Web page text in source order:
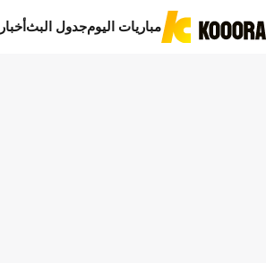
مباريات اليومجدول البثأخبار